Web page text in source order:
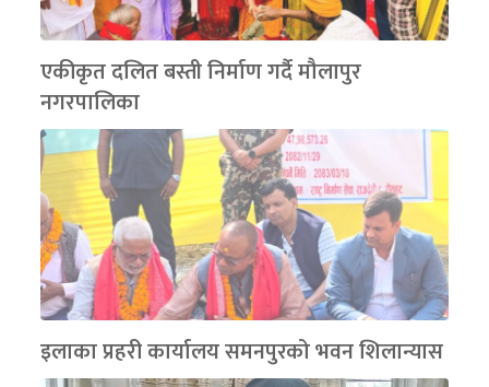
एकीकृत दलित बस्ती निर्माण गर्दै मौलापुर
नगरपालिका
इलाका प्रहरी कार्यालय समनपुरको भवन शिलान्यास